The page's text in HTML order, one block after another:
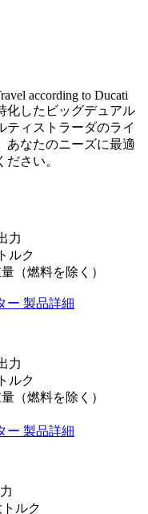
according to Ducati
化したビッグデュアル
ティストラーダのライ
あなたのニーズに最適
さい。
力
ルク
（燃料を除く）
ー 製品詳細
力
ルク
（燃料を除く）
ー 製品詳細
ルク